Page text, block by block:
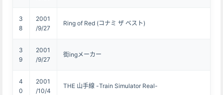
3
8
2001
/9/27
Ring of Red (コナミ ザ ベスト)
3
9
2001
/9/27
街ingメーカー
4
0
2001
/10/4
THE 山手線 -Train Simulator Real-